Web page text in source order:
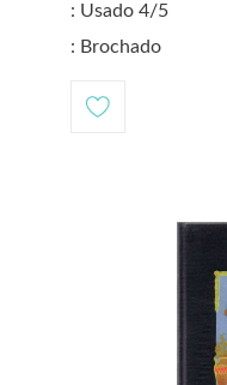
: Usado 4/5
: Brochado